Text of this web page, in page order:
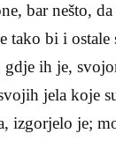
bar nešto,
tako bi i
ih je,
jela koje
izgorjelo je;